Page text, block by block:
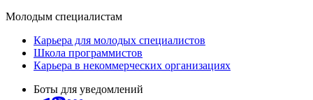
Молодым специалистам
Карьера для молодых специалистов
Школа программистов
Карьера в некоммерческих организациях
Боты для уведомлений